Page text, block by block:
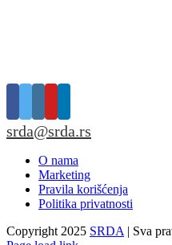
srda@srda.rs
O nama
Marketing
Pravila korišćenja
Politika privatnosti
Copyright 2025 SRDA | Sva